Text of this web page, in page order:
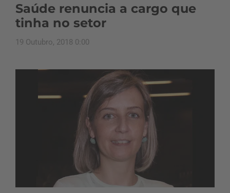
Saúde renuncia a cargo que
tinha no setor
19 Outubro, 2018 0:00